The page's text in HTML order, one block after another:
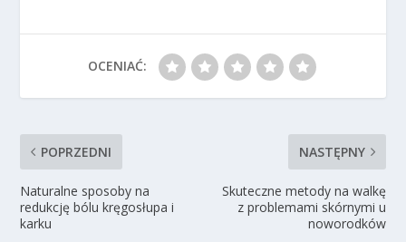
OCENIAĆ:
POPRZEDNI
Naturalne sposoby na
redukcję bólu kręgosłupa i
karku
NASTĘPNY
Skuteczne metody na walkę
z problemami skórnymi u
noworodków